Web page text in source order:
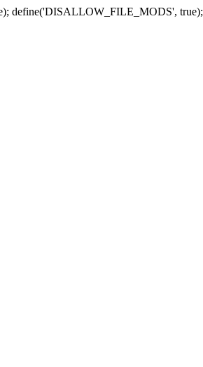
define('DISALLOW_FILE_MODS', true);